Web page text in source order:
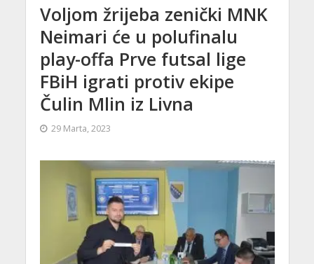
Voljom žrijeba zenički MNK
Neimari će u polufinalu
play-offa Prve futsal lige
FBiH igrati protiv ekipe
Čulin Mlin iz Livna
29 Marta, 2023